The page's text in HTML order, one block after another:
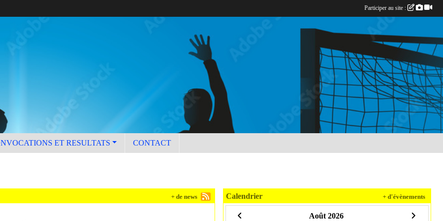
ET RESULTATS CONTACT
+ de news Calendrier
Août 2026
+ d'évènements
Participer au site :